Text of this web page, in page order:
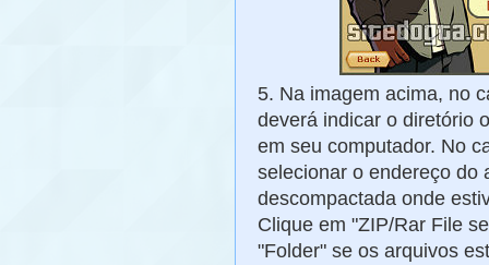
5. Na imagem acima, no
deverá indicar o diretório
em seu computador. No
selecionar o endereço do
descompactada onde
Clique em "ZIP/Rar File
"Folder" se os arquivos